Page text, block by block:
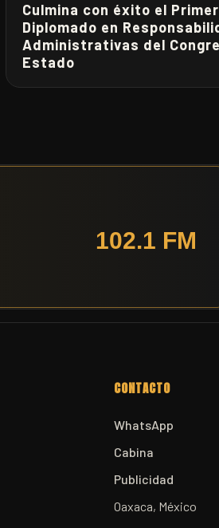
Culmina con éxito el Primer
Diplomado en
Administrativas del
Estado
CONTACTO
WhatsApp
Cabina
Publicidad
Oaxaca, México